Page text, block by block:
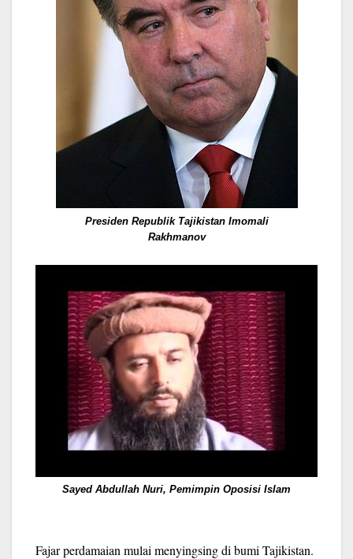
Presiden Republik Tajikistan Imomali
Rakhmanov
Sayed Abdullah Nuri, Pemimpin Oposisi Islam
Fajar perdamaian mulai menyingsing di bumi Tajikistan.